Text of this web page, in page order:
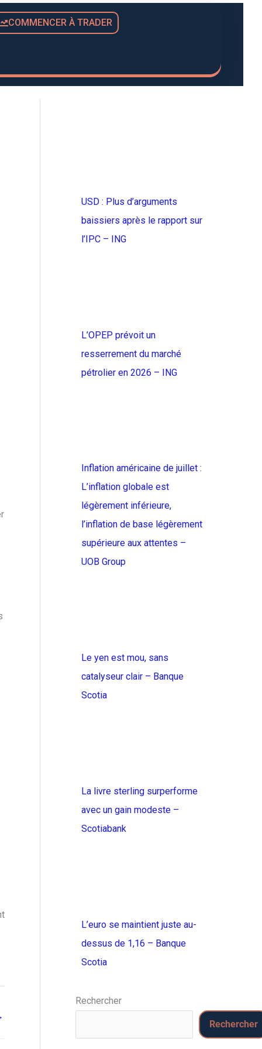
COMMENCER À TRADER
USD : Plus d’arguments
baissiers après le rapport sur
l’IPC – ING
L’OPEP prévoit un
resserrement du marché
pétrolier en 2026 – ING
Inflation américaine de juillet :
L’inflation globale est
légèrement inférieure,
l’inflation de base légèrement
supérieure aux attentes –
UOB Group
Le yen est mou, sans
catalyseur clair – Banque
Scotia
La livre sterling surperforme
avec un gain modeste –
Scotiabank
L’euro se maintient juste au-
dessus de 1,16 – Banque
Scotia
Rechercher
Rechercher